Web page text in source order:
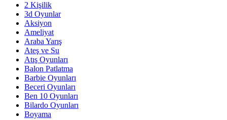
2 Kişilik
3d Oyunlar
Aksiyon
Ameliyat
Araba Yarış
Ateş ve Su
Atış Oyunları
Balon Patlatma
Barbie Oyunları
Beceri Oyunları
Ben 10 Oyunları
Bilardo Oyunları
Boyama